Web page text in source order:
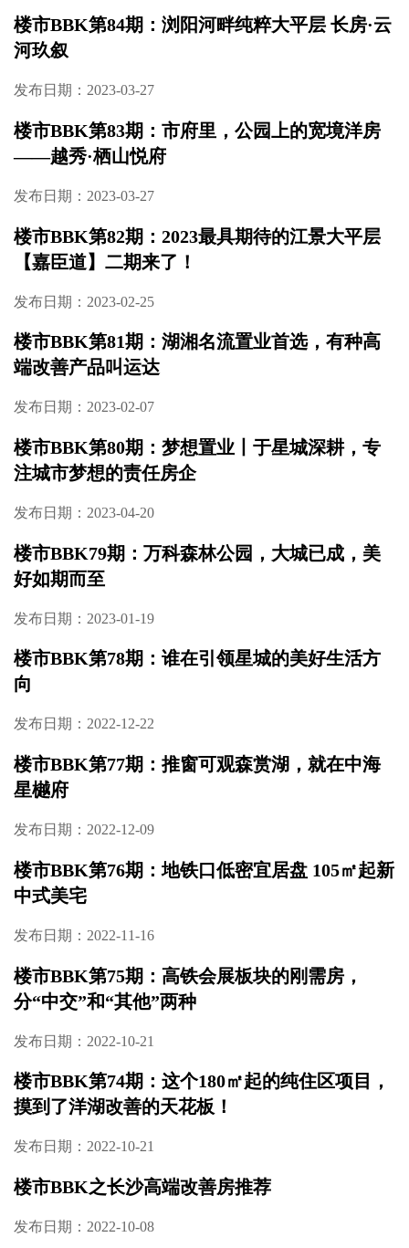
楼市BBK第84期：浏阳河畔纯粹大平层 长房·云
河玖叙
发布日期：2023-03-27
楼市BBK第83期：市府里，公园上的宽境洋房
——越秀·栖山悦府
发布日期：2023-03-27
楼市BBK第82期：2023最具期待的江景大平层
【嘉臣道】二期来了！
发布日期：2023-02-25
楼市BBK第81期：湖湘名流置业首选，有种高
端改善产品叫运达
发布日期：2023-02-07
楼市BBK第80期：梦想置业丨于星城深耕，专
注城市梦想的责任房企
发布日期：2023-04-20
楼市BBK79期：万科森林公园，大城已成，美
好如期而至
发布日期：2023-01-19
楼市BBK第78期：谁在引领星城的美好生活方
向
发布日期：2022-12-22
楼市BBK第77期：推窗可观森赏湖，就在中海
星樾府
发布日期：2022-12-09
楼市BBK第76期：地铁口低密宜居盘 105㎡起新
中式美宅
发布日期：2022-11-16
楼市BBK第75期：高铁会展板块的刚需房，
分“中交”和“其他”两种
发布日期：2022-10-21
楼市BBK第74期：这个180㎡起的纯住区项目，
摸到了洋湖改善的天花板！
发布日期：2022-10-21
楼市BBK之长沙高端改善房推荐
发布日期：2022-10-08